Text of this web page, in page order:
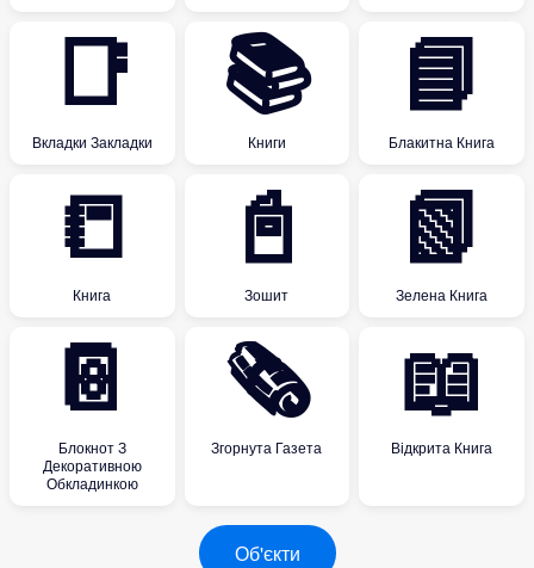
📑
Вкладки Закладки
📚
Книги
📘
Блакитна Книга
📒
Книга
📓
Зошит
📗
Зелена Книга
📔
Блокнот З
Декоративною
Обкладинкою
🗞
Згорнута Газета
📖
Відкрита Книга
Об'єкти